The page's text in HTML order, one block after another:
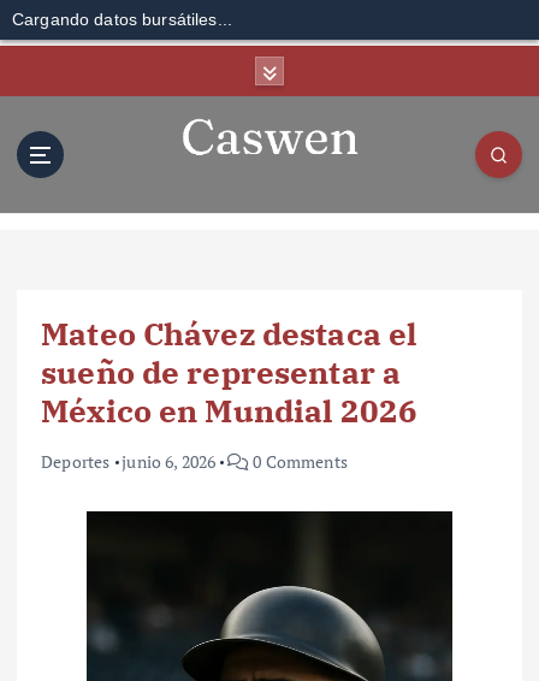
Cargando datos bursátiles...
Mateo Chávez destaca el
sueño de representar a
México en Mundial 2026
Deportes junio 6, 2026 0 Comments